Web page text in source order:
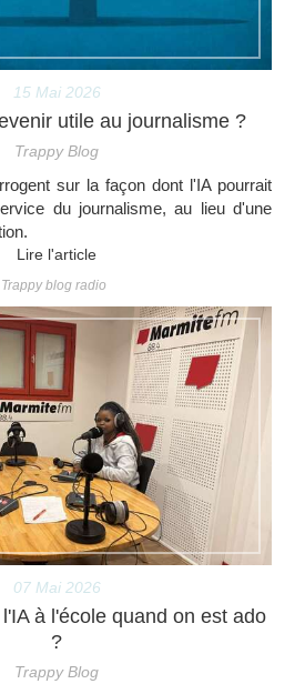
15 Mai 2026
utile au journalisme ?
Trappy Blog
sur la façon dont l'IA pourrait
du journalisme, au lieu d'une
Lire l'article
Trappy blog radio
07 Mai 2026
à l'école quand on est ado
?
Trappy Blog